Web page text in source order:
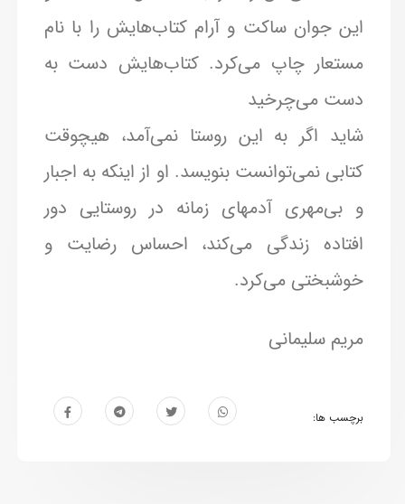
این جوان ساکت و آرام کتاب‌هایش را با نام
مستعار چاپ می‌کرد. کتاب‌هایش دست به
دست می‌چرخید
شاید اگر به این روستا نمی‌آمد، هیچوقت
کتابی نمی‌توانست بنویسد. او از اینکه به اجبار
و بی‌مهری آدمهای زمانه در روستایی دور
افتاده زندگی می‌کند، احساس رضایت و
خوشبختی می‌کرد.
مریم سلیمانی
برچسب ها: